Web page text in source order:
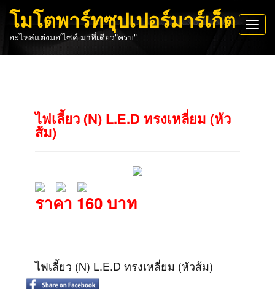
โมโตพาร์ทซุปเปอร์มาร์เก็ต
อะไหล่แต่งมอ'ไซค์ มาที่เดียว"ครบ"
ไฟเลี้ยว (N) L.E.D ทรงเหลี่ยม (หัว
ส้ม)
ราคา 160 บาท
ไฟเลี้ยว (N) L.E.D ทรงเหลี่ยม (หัวส้ม)